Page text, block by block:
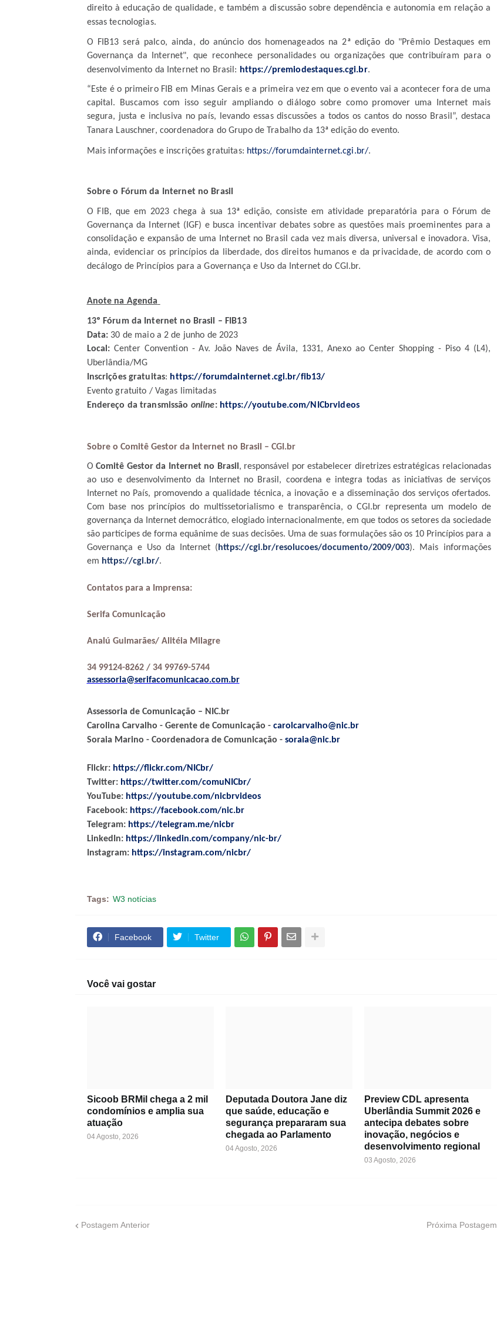
direito à educação de qualidade, e também a discussão sobre dependência e autonomia em relação a
essas tecnologias.
O FIB13 será palco, ainda, do anúncio dos homenageados na 2ª edição do "Prêmio Destaques em
Governança da Internet", que reconhece personalidades ou organizações que contribuíram para o
desenvolvimento da Internet no Brasil: https://premiodestaques.cgi.br.
“Este é o primeiro FIB em Minas Gerais e a primeira vez em que o evento vai a acontecer fora de uma
capital. Buscamos com isso seguir ampliando o diálogo sobre como promover uma Internet mais
segura, justa e inclusiva no país, levando essas discussões a todos os cantos do nosso Brasil”, destaca
Tanara Lauschner, coordenadora do Grupo de Trabalho da 13ª edição do evento.
Mais informações e inscrições gratuitas: https://forumdainternet.cgi.br/.
Sobre o Fórum da Internet no Brasil
O FIB, que em 2023 chega à sua 13ª edição, consiste em atividade preparatória para o Fórum de
Governança da Internet (IGF) e busca incentivar debates sobre as questões mais proeminentes para a
consolidação e expansão de uma Internet no Brasil cada vez mais diversa, universal e inovadora. Visa,
ainda, evidenciar os princípios da liberdade, dos direitos humanos e da privacidade, de acordo com o
decálogo de Princípios para a Governança e Uso da Internet do CGI.br.
Anote na Agenda
13º Fórum da Internet no Brasil – FIB13
Data: 30 de maio a 2 de junho de 2023
Local: Center Convention - Av. João Naves de Ávila, 1331, Anexo ao Center Shopping - Piso 4 (L4),
Uberlândia/MG
Inscrições gratuitas: https://forumdainternet.cgi.br/fib13/
Evento gratuito / Vagas limitadas
Endereço da transmissão online: https://youtube.com/NICbrvideos
Sobre o Comitê Gestor da Internet no Brasil – CGI.br
O Comitê Gestor da Internet no Brasil , responsável por estabelecer diretrizes estratégicas relacionadas
ao uso e desenvolvimento da Internet no Brasil, coordena e integra todas as iniciativas de serviços
Internet no País, promovendo a qualidade técnica, a inovação e a disseminação dos serviços ofertados.
Com base nos princípios do multissetorialismo e transparência, o CGI.br representa um modelo de
governança da Internet democrático, elogiado internacionalmente, em que todos os setores da sociedade
são partícipes de forma equânime de suas decisões. Uma de suas formulações são os 10 Princípios para a
Governança e Uso da Internet ( https://cgi.br/resolucoes/documento/2009/003). Mais informações
em https://cgi.br/.
Contatos para a Imprensa:
Serifa Comunicação
Analú Guimarães/ Alitéia Milagre
34 99124-8262 / 34 99769-5744
assessoria@serifacomunicacao.com.br
Assessoria de Comunicação – NIC.br
Carolina Carvalho - Gerente de Comunicação - carolcarvalho@nic.br
Soraia Marino - Coordenadora de Comunicação - soraia@nic.br
Flickr: https://flickr.com/NICbr/
Twitter: https://twitter.com/comuNICbr/
YouTube: https://youtube.com/nicbrvideos
Facebook: https://facebook.com/nic.br
Telegram: https://telegram.me/nicbr
LinkedIn: https://linkedin.com/company/nic-br/
Instagram: https://instagram.com/nicbr/
Tags: W3 notícias
Facebook Twitter
Você vai gostar
Sicoob BRMil chega a 2 mil
condomínios e amplia sua
atuação
04 Agosto, 2026
Deputada Doutora Jane diz
que saúde, educação e
segurança prepararam sua
chegada ao Parlamento
04 Agosto, 2026
Preview CDL apresenta
Uberlândia Summit 2026 e
antecipa debates sobre
inovação, negócios e
desenvolvimento regional
03 Agosto, 2026
Postagem Anterior Próxima Postagem